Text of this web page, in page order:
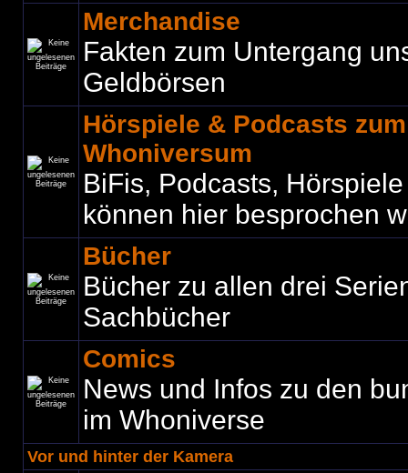
Merchandise
Fakten zum Untergang
Geldbörsen
Hörspiele & Podcasts
Whoniversum
BiFis, Podcasts,
können hier besprochen
Bücher
Bücher zu allen drei
Sachbücher
Comics
News und Infos zu den
im Whoniverse
Vor und hinter der Kamera